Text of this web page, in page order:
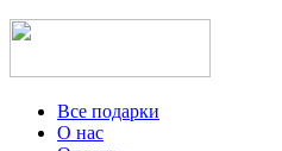
Все подарки
О нас